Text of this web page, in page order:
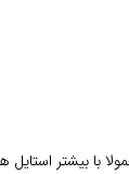
با بیشتر